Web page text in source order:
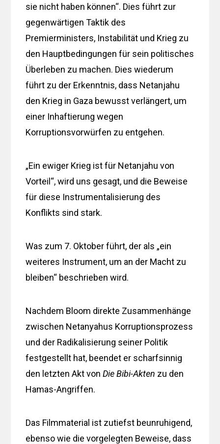
sie nicht haben können“. Dies führt zur
gegenwärtigen Taktik des
Premierministers, Instabilität und Krieg zu
den Hauptbedingungen für sein politisches
Überleben zu machen. Dies wiederum
führt zu der Erkenntnis, dass Netanjahu
den Krieg in Gaza bewusst verlängert, um
einer Inhaftierung wegen
Korruptionsvorwürfen zu entgehen.
„Ein ewiger Krieg ist für Netanjahu von
Vorteil“, wird uns gesagt, und die Beweise
für diese Instrumentalisierung des
Konflikts sind stark.
Was zum 7. Oktober führt, der als „ein
weiteres Instrument, um an der Macht zu
bleiben“ beschrieben wird.
Nachdem Bloom direkte Zusammenhänge
zwischen Netanyahus Korruptionsprozess
und der Radikalisierung seiner Politik
festgestellt hat, beendet er scharfsinnig
den letzten Akt vonDie Bibi-Akten zu den
Hamas-Angriffen.
Das Filmmaterial ist zutiefst beunruhigend,
ebenso wie die vorgelegten Beweise, dass